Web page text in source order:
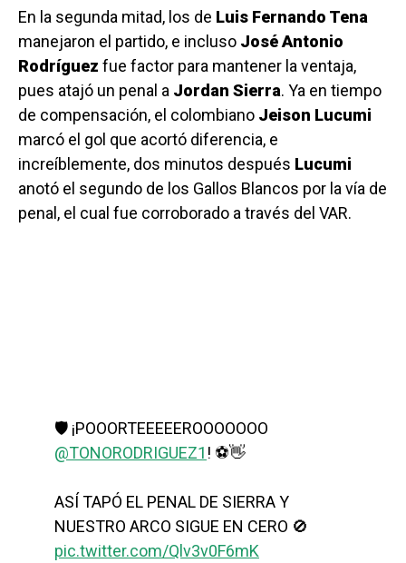
En la segunda mitad, los de Luis Fernando Tena
manejaron el partido, e incluso José Antonio
Rodríguez fue factor para mantener la ventaja,
pues atajó un penal a Jordan Sierra. Ya en tiempo
de compensación, el colombiano Jeison Lucumi
marcó el gol que acortó diferencia, e
increíblemente, dos minutos después Lucumi
anotó el segundo de los Gallos Blancos por la vía de
penal, el cual fue corroborado a través del VAR.
🛡 ¡POOORTEEEEEROOOOOOO
@TONORODRIGUEZ1 ! ⚽️👋
ASÍ TAPÓ EL PENAL DE SIERRA Y
NUESTRO ARCO SIGUE EN CERO 🚫
pic.twitter.com/Qlv3v0F6mK